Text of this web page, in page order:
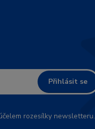
Přihlásit se
rozesílky newsletteru.